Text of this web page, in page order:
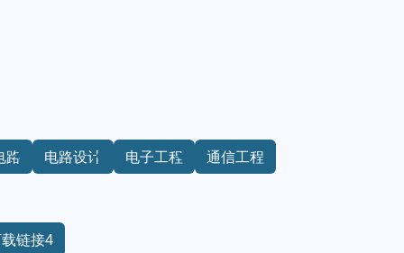
路 电路设计 电子工程 通信工程
链接4